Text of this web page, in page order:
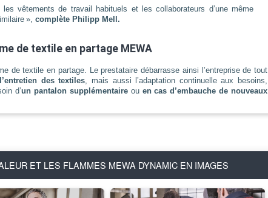
vêtements de travail habituels et les collaborateurs d’une même
», complète Philipp Mell.
de textile en partage MEWA
de textile en partage. Le prestataire débarrasse ainsi l’entreprise de tout
des textiles, mais aussi l’adaptation continuelle aux besoins,
d’un pantalon supplémentaire ou en cas d’embauche de nouveaux
ET LES FLAMMES MEWA DYNAMIC EN IMAGES